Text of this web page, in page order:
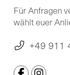
Für Anfragen
wählt euer
+49 911